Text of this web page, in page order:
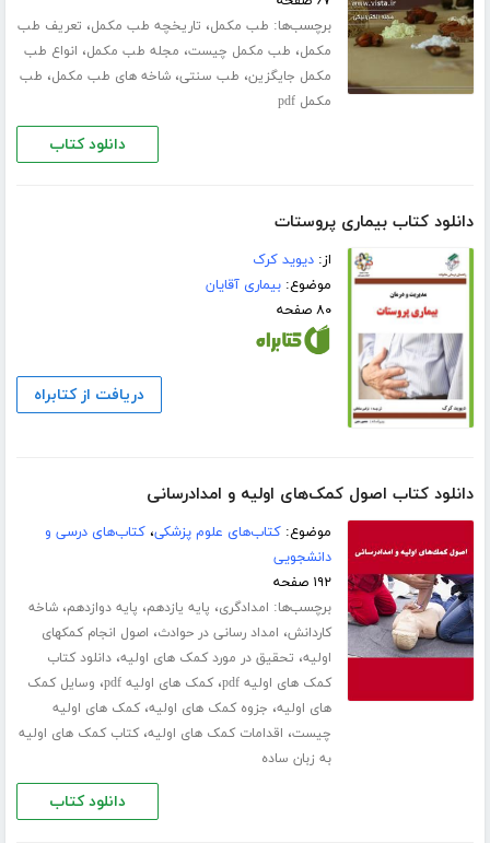
برچسب‌ها: طب مکمل، تاریخچه طب مکمل، تعریف طب
مکمل، طب مکمل چیست، مجله طب مکمل، انواع طب
مکمل جایگزین، طب سنتی،شاخه های طب مکمل، طب
مکمل pdf
دانلود کتاب
دانلود کتاب بیماری پروستات
از:دیوید کرک
موضوع:بیماری آقایان
۸۰ صفحه
دریافت از کتابراه
دانلود کتاب اصول کمک‌های اولیه و امدادرسانی
موضوع:کتاب‌های علوم پزشکی،کتاب‌های درسی و
دانشجویی
۱۹۲ صفحه
برچسب‌ها: امدادگری، پایه یازدهم، پایه دوازدهم،شاخه
کاردانش، امداد رسانی در حوادث، اصول انجام کمکهای
اولیه، تحقیق در مورد کمک های اولیه،دانلود کتاب
کمک های اولیه pdf
،کمک های اولیه pdf ، وسایل کمک
های اولیه، جزوه کمک های اولیه،کمک های اولیه
چیست، اقدامات کمک های اولیه،کتاب کمک های اولیه
به زبان ساده
دانلود کتاب